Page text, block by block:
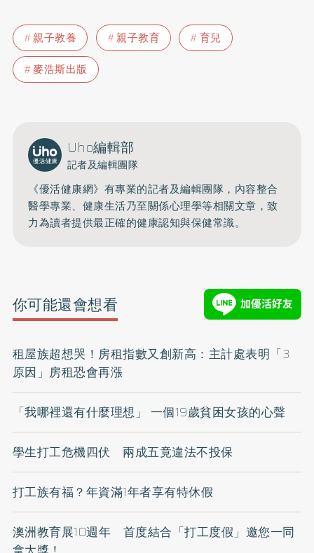
親子教養 親子教育
育兒
麥浩斯出版
Uho編輯部
記者及編輯團隊
《優活健康網》有專業的記者及編輯團隊，內容整合
醫學專業、健康生活乃至關係心理學等相關文章，致
力為讀者提供最正確的健康認知與保健常識。
你可能還會想看
租屋族超想哭！房租指數又創新高：主計處表明「3
原因」房租恐會再漲
「我哪裡還有什麼理想」 一個19歲貧困女孩的心聲
學生打工危機四伏 兩成五竟違法不投保
打工族有福？年資滿1年者享有特休假
澳洲教育展10週年 首度結合「打工度假」邀您一同